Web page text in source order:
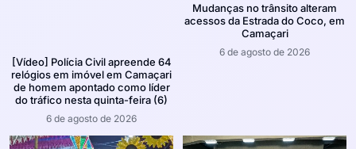
[Vídeo] Polícia Civil apreende 64
relógios em imóvel em Camaçari
de homem apontado como líder
do tráfico nesta quinta-feira (6)
6 de agosto de 2026
Mudanças no trânsito alteram
acessos da Estrada do Coco, em
Camaçari
6 de agosto de 2026